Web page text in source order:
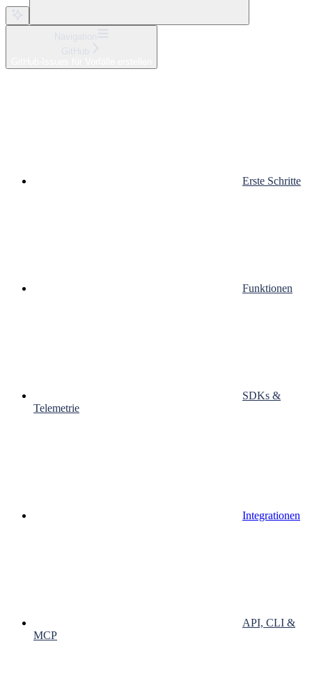
Erste Schritte
Funktionen
SDKs &
Telemetrie
Integrationen
API, CLI &
MCP